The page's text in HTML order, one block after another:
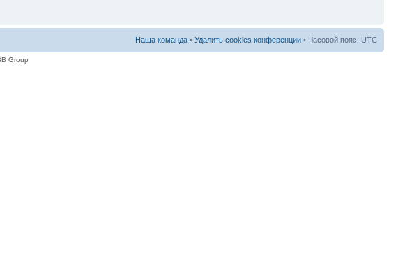
Наша команда • Удалить cookies конференции • Часовой пояс: UTC
Group